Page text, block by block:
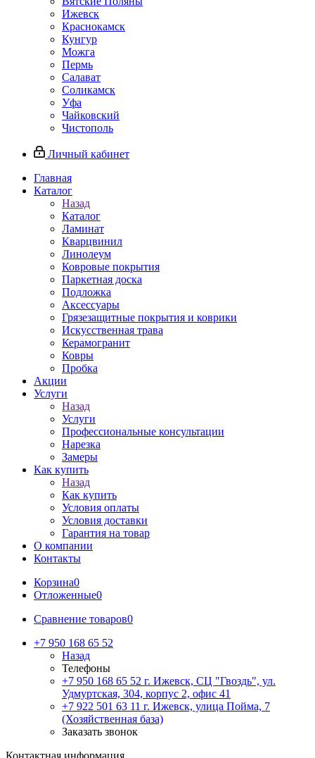
Ижевск
Краснокамск
Кунгур
Можга
Пермь
Салават
Соликамск
Уфа
Чайковский
Чистополь
Личный кабинет
Главная
Каталог
Назад
Каталог
Ламинат
Кварцвинил
Линолеум
Ковровые покрытия
Паркетная доска
Подложка
Аксессуары
Грязезащитные покрытия и коврики
Искусственная трава
Керамогранит
Ковры
Пробка
Акции
Услуги
Назад
Услуги
Профессиональные консультации
Нарезка
Замеры
Как купить
Назад
Как купить
Условия оплаты
Условия доставки
Гарантия на товар
О компании
Контакты
Корзина0
Отложенные0
Сравнение товаров0
+7 950 168 65 52
Назад
Телефоны
+7 950 168 65 52 г. Ижевск, СЦ "Гвоздь", ул.
Удмуртская, 304, корпус 2, офис 41
+7 922 501 63 11 г. Ижевск, улица Пойма, 7
(Хозяйственная база)
Заказать звонок
Контактная информация